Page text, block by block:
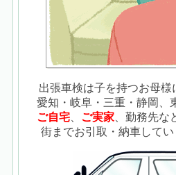
出張車検は子を持つお母様
愛知・岐阜・三重・静岡、
ご自宅
ご実家 、勤務先な
街までお引取・納車してい